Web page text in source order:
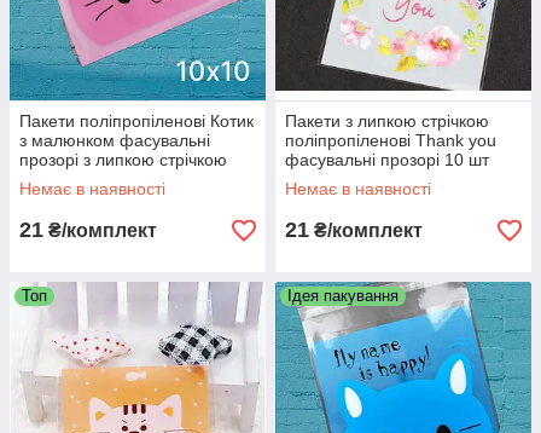
Пакети поліпропіленові Котик
з малюнком фасувальні
прозорі з липкою стрічкою
подарункові 10 шт 10х10х3
см
Немає в наявності
21 ₴/комплект
Пакети з липкою стрічкою
поліпропіленові Thank you
фасувальні прозорі 10 шт
10х10х3 см пластикові для
печива, частувань
Немає в наявності
21 ₴/комплект
Топ Ідея пакування